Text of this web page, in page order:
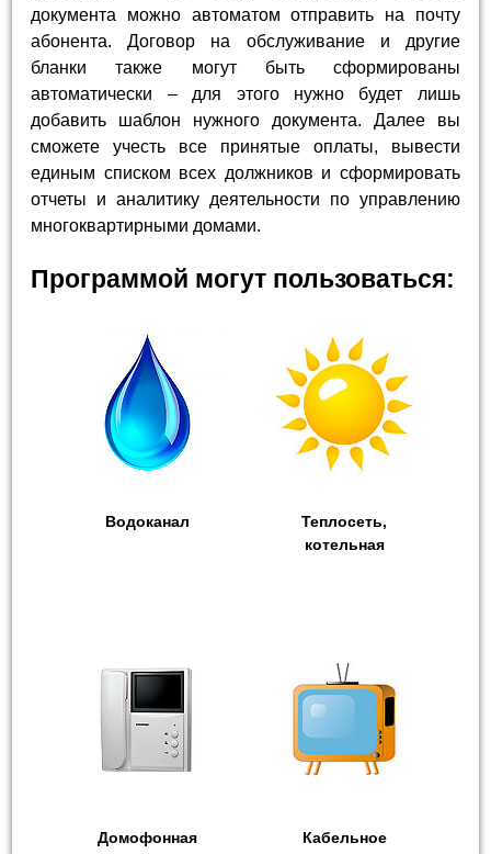
документа можно автоматом отправить на почту
абонента. Договор на обслуживание и другие
бланки также могут быть сформированы
автоматически – для этого нужно будет лишь
добавить шаблон нужного документа. Далее вы
сможете учесть все принятые оплаты, вывести
единым списком всех должников и сформировать
отчеты и аналитику деятельности по управлению
многоквартирными домами.
Программой могут пользоваться:
Водоканал
Теплосеть,
котельная
Домофонная
Кабельное